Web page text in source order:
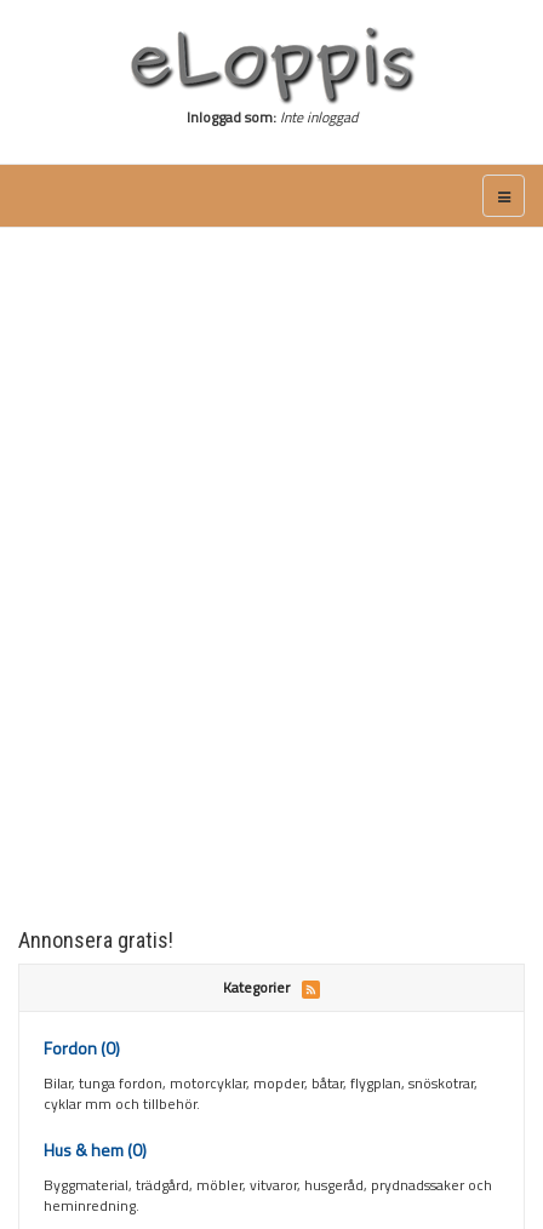
Inloggad som: Inte inloggad
Annonsera gratis!
Kategorier
Fordon(0)
Bilar, tunga fordon, motorcyklar, mopder, båtar, flygplan, snöskotrar,
cyklar mm och tillbehör.
Hus & hem(0)
Byggmaterial, trädgård, möbler, vitvaror, husgeråd, prydnadssaker och
heminredning.